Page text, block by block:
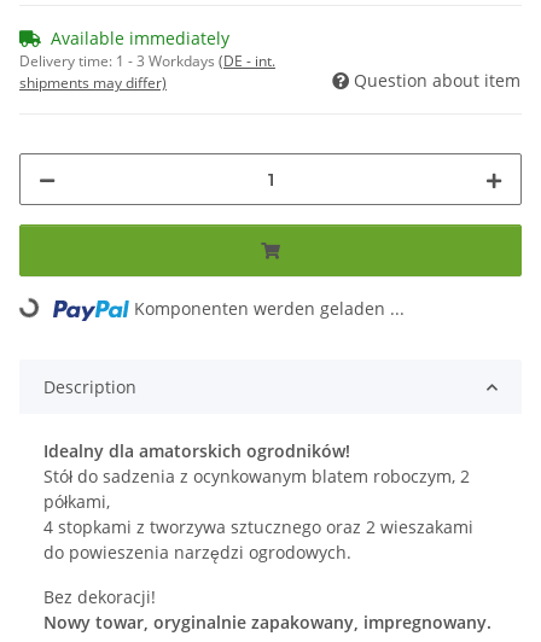
Available immediately
Delivery time: 1 - 3 Workdays (DE - int.
shipments may differ)
Question about item
Loading... Komponenten werden geladen ...
Description
Idealny dla amatorskich ogrodników!
Stół do sadzenia z ocynkowanym blatem roboczym, 2
półkami,
4 stopkami z tworzywa sztucznego oraz 2 wieszakami
do powieszenia narzędzi ogrodowych.
Bez dekoracji!
Nowy towar, oryginalnie zapakowany, impregnowany.